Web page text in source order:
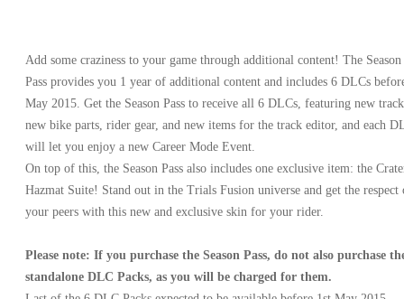
Add some craziness to your game through additional content! The Season
Pass provides you 1 year of additional content and includes 6 DLCs
May 2015. Get the Season Pass to receive all 6 DLCs, featuring new
new bike parts, rider gear, and new items for the track editor, and each
will let you enjoy a new Career Mode Event.
On top of this, the Season Pass also includes one exclusive item: the
Hazmat Suite! Stand out in the Trials Fusion universe and get the respect
your peers with this new and exclusive skin for your rider.
Please note: If you purchase the Season Pass, do not also purchase
standalone DLC Packs, as you will be charged for them.